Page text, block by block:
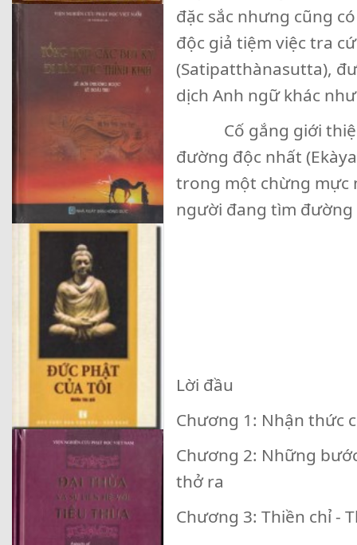
đặc sắc nhưng cũng
độc giả tiệm việc tra
(Satipatthànasutta),
dịch Anh ngữ khác
Cố gắng giới thiệu
đường độc nhất
trong một chừng mực
người đang tìm
Lời đầu
Chương 1: Nhận thức
Chương 2: Những
thở ra
Chương 3: Thiền chỉ -